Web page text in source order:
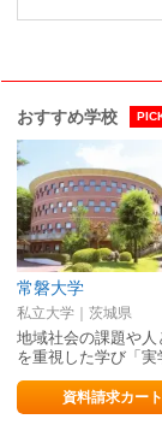
おすすめ学校
常磐大学
私立大学｜茨城県
地域社会の課題や人
を重視した学び「
資料請求カー